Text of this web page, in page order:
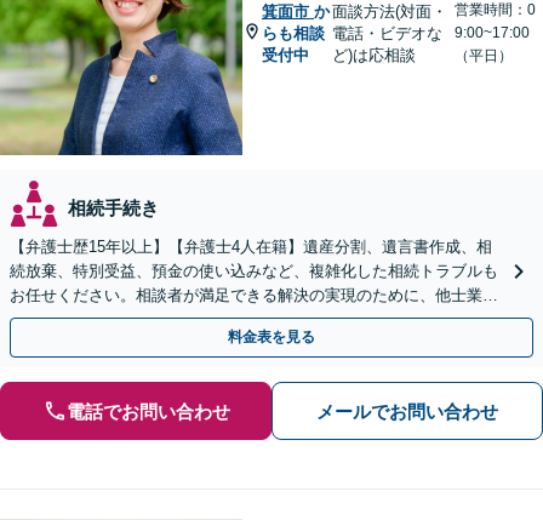
箕面市 か
らも相談
受付中
面談方法(対面・
電話・ビデオな
ど)は応相談
営業時間：0
9:00~17:00
（平日）
相続手続き
【弁護士歴15年以上】【弁護士4人在籍】遺産分割、遺言書作成、相
続放棄、特別受益、預金の使い込みなど、複雑化した相続トラブルも
お任せください。相談者が満足できる解決の実現のために、他士業と
連携し最善を尽くします【完全個室】
料金表を見る
電話でお問い合わせ メールでお問い合わせ